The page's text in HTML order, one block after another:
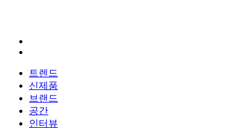
트렌드
신제품
브랜드
공간
인터뷰